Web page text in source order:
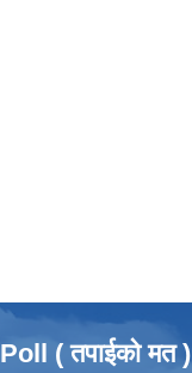
Poll ( तपाईको मत )